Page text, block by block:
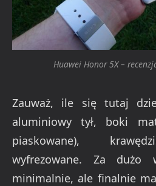
Huawei Honor 5X –
Zauważ, ile się tutaj
aluminiowy tył, boki
piaskowane),
wyfrezowane. Za dużo
minimalnie, ale finalnie